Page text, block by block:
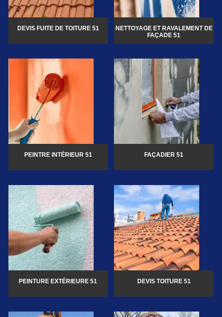
DEVIS FUITE DE TOITURE 51
NETTOYAGE ET RAVALEMENT DE
FAÇADE 51
PEINTRE INTÉRIEUR 51 FAÇADIER 51
PEINTURE EXTÉRIEURE 51 DEVIS TOITURE 51